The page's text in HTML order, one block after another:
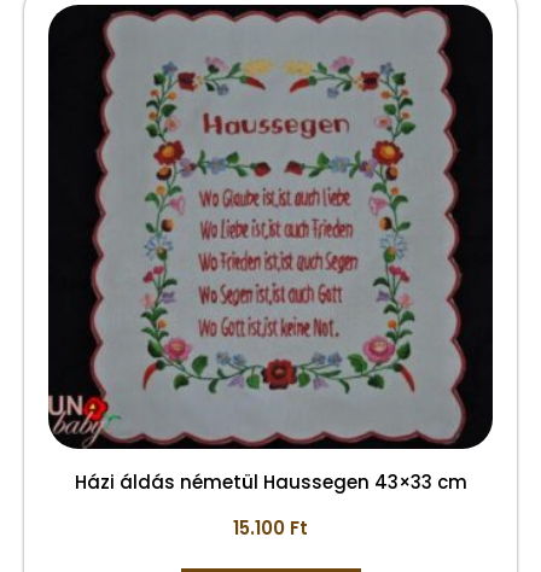
Házi áldás németül Haussegen 43×33 cm
15.100 Ft